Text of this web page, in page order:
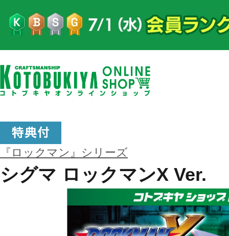
『ロックマン』シリーズ
シグマ ロックマンX Ver.